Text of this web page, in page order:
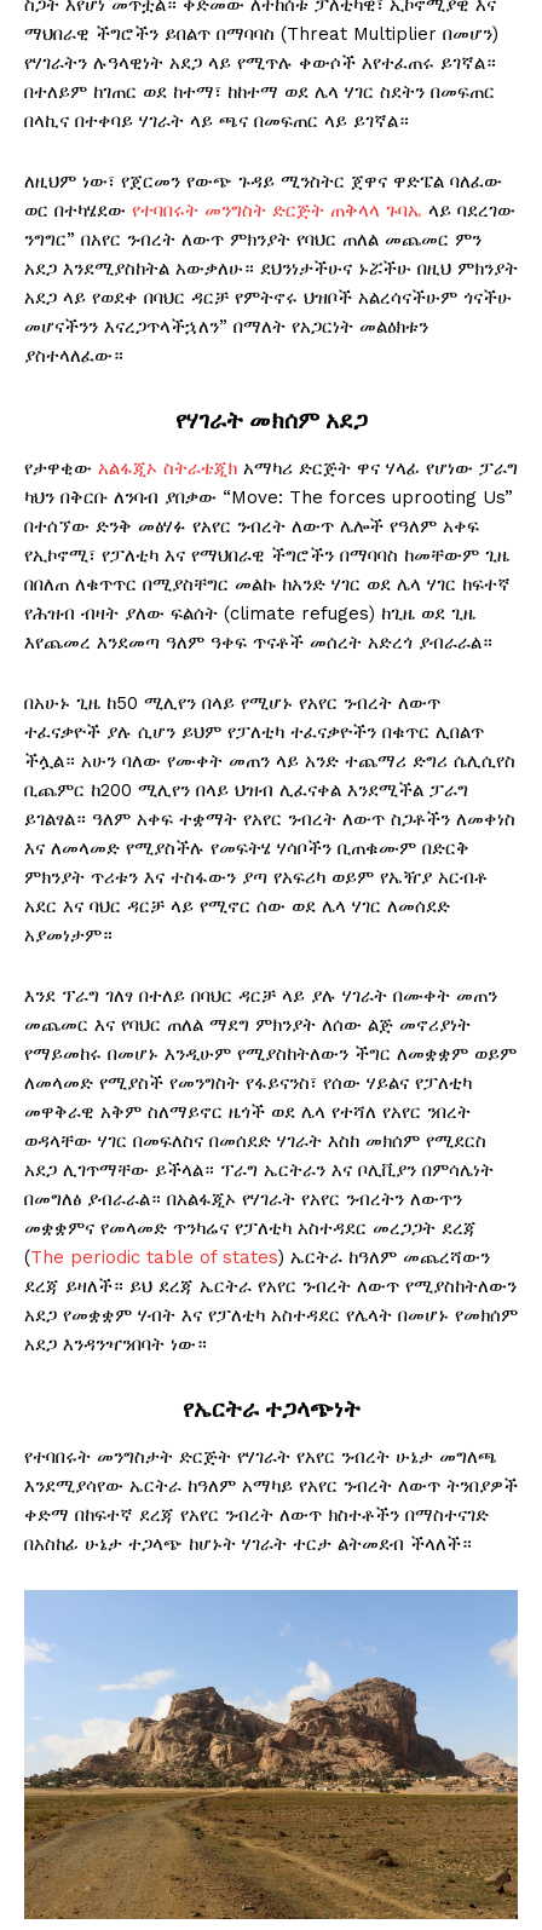
ስጋት እየሆነ መጥቷል። ቀድመው ለተከሰቱ ፓለቲካዊ፣ ኢኮኖሚያዊ እና
ማህበራዊ ችግሮችን ይበልጥ በማባባስ (Threat Multiplier በመሆን)
የሃገራትን ሉዓላዊነት አደጋ ላይ የሚጥሉ ቀውሶች እየተፈጠሩ ይገኛል።
በተለይም ከገጠር ወደ ከተማ፣ ከከተማ ወደ ሌላ ሃገር ስደትን በመፍጠር
በላኪና በተቀባይ ሃገራት ላይ ጫና በመፍጠር ላይ ይገኛል።
ለዚህም ነው፣ የጀርመን የውጭ ጉዳይ ሚንስትር ጀዋና ዋድፔል ባለፈው
ወር በተካሄደው የተባበሩት መንግስት ድርጅት ጠቅላላ ጉባኤ ላይ ባደረገው
ንግግር” በአየር ንብረት ለውጥ ምክንያት የባህር ጠለል መጨመር ምን
አደጋ እንደሚያስከትል አውቃለሁ። ደህንነታችሁና ኑሯችሁ በዚህ ምክንያት
አደጋ ላይ የወደቀ በባህር ዳርቻ የምትኖሩ ህዝቦች አልረሳናችሁም ጎናችሁ
መሆናችንን እናረጋጥላችኋለን” በማለት የአጋርነት መልዕክቱን
ያስተላለፈው።
የሃገራት መክሰም አደጋ
የታዋቂው አልፋጂኦ ስትራቴጂክ አማካሪ ድርጅት ዋና ሃላፊ የሆነው ፓራግ
ካህን በቅርቡ ለንባብ ያበቃው “Move: The forces uprooting Us”
በተሰኘው ድንቅ መፅሃፉ የአየር ንብረት ለውጥ ሌሎች የዓለም አቀፍ
የኢኮኖሚ፣ የፓለቲካ እና የማህበራዊ ችግሮችን በማባባስ ከመቸውም ጊዜ
በበለጠ ለቁጥጥር በሚያስቸግር መልኩ ከአንድ ሃገር ወደ ሌላ ሃገር ከፍተኛ
የሕዝብ ብዛት ያለው ፍልሰት (climate refuges) ከጊዜ ወደ ጊዜ
እየጨመረ እንደመጣ ዓለም ዓቀፍ ጥናቶች መሰረት አድረጎ ያብራራል።
በአሁኑ ጊዜ ከ50 ሚሊየን በላይ የሚሆኑ የአየር ንብረት ለውጥ
ተፈናቃዮች ያሉ ሲሆን ይህም የፓለቲካ ተፈናቃዮችን በቁጥር ሊበልጥ
ችሏል። አሁን ባለው የሙቀት መጠን ላይ አንድ ተጨማሪ ድግሪ ሴሊሲየስ
ቢጨምር ከ200 ሚሊየን በላይ ህዝብ ሊፈናቀል እንደሚችል ፓራግ
ይገልፃል። ዓለም አቀፍ ተቋማት የአየር ንብረት ለውጥ ስጋቶችን ለመቀነስ
እና ለመላመድ የሚያስችሉ የመፍትሄ ሃሳቦችን ቢጠቁሙም በድርቅ
ምክንያት ጥሪቱን እና ተስፋውን ያጣ የአፍሪካ ወይም የኤዥያ አርብቶ
አደር እና ባህር ዳርቻ ላይ የሚኖር ሰው ወደ ሌላ ሃገር ለመሰደድ
አያመነታም።
እንደ ፕራግ ገለፃ በተለይ በባህር ዳርቻ ላይ ያሉ ሃገራት በሙቀት መጠን
መጨመር እና የባህር ጠለል ማደግ ምክንያት ለሰው ልጅ መኖሪያነት
የማይመከሩ በመሆኑ እንዲሁም የሚያስከትለውን ችግር ለመቋቋም ወይም
ለመላመድ የሚያስች የመንግስት የፋይናንስ፣ የሰው ሃይልና የፓለቲካ
መዋቅራዊ አቅም ስለማይኖር ዜጎች ወደ ሌላ የተሻለ የአየር ንበረት
ወዳላቸው ሃገር በመፍለስና በመሰደድ ሃገራት እስከ መክሰም የሚደርስ
አደጋ ሊገጥማቸው ይችላል። ፕራግ ኤርትራን እና ቦሊቪያን በምሳሌነት
በመግለፅ ያብራራል። በአልፋጂኦ የሃገራት የአየር ንብረትን ለውጥን
መቋቋምና የመላመድ ጥንካሬና የፓለቲካ አስተዳደር መረጋጋት ደረጃ
(The periodic table of states) ኤርትራ ከዓለም መጨረሻውን
ደረጃ ይዛለች። ይህ ደረጃ ኤርትራ የአየር ንብረት ለውጥ የሚያስከትለውን
አደጋ የመቋቋም ሃብት እና የፓለቲካ አስተዳደር የሌላት በመሆኑ የመክሰም
አደጋ እንዳንዣንበባት ነው።
የኤርትራ ተጋላጭነት
የተባበሩት መንግስታት ድርጅት የሃገራት የአየር ንብረት ሁኔታ መግለጫ
እንደሚያሳየው ኤርትራ ከዓለም አማካይ የአየር ንብረት ለውጥ ትንበያዎች
ቀድማ በከፍተኛ ደረጃ የአየር ንብረት ለውጥ ክስተቶችን በማስተናገድ
በአስከፊ ሁኔታ ተጋላጭ ከሆኑት ሃገራት ተርታ ልትመደብ ችላለች።